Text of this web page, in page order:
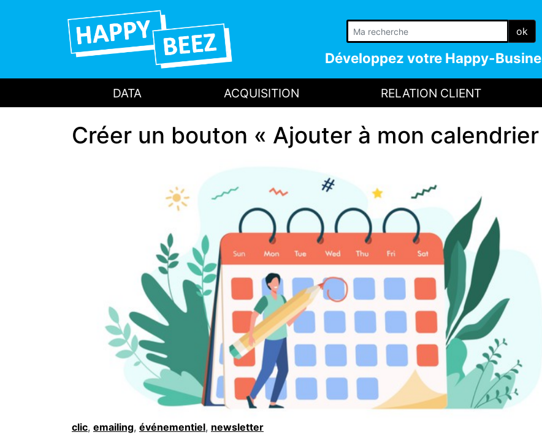
ok
Développez votre Happy-
DATA ACQUISITION RELATION CLIENT
Créer un bouton « Ajouter à mon
clic, emailing, événementiel, newsletter